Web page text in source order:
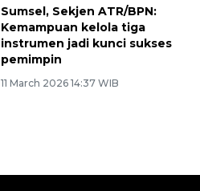
Sumsel, Sekjen ATR/BPN:
Kemampuan kelola tiga
instrumen jadi kunci sukses
pemimpin
11 March 2026 14:37 WIB